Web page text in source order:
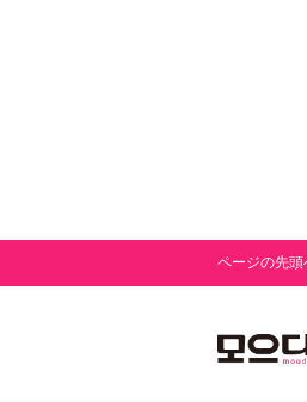
ページの先頭